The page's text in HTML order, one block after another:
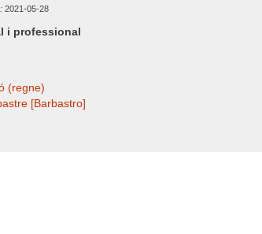
2021-05-28
i professional
(regne)
[Barbastro]